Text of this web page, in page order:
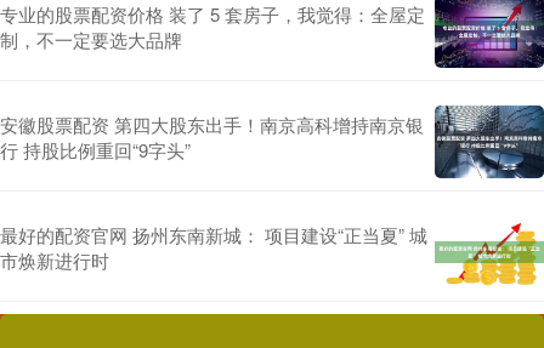
专业的股票配资价格 装了 5 套房子，我觉得：全屋定
制，不一定要选大品牌
安徽股票配资 第四大股东出手！南京高科增持南京银
行 持股比例重回“9字头”
最好的配资官网 扬州东南新城： 项目建设“正当夏” 城
市焕新进行时